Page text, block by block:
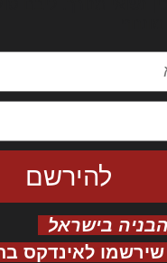
בישראל
לאינדקס